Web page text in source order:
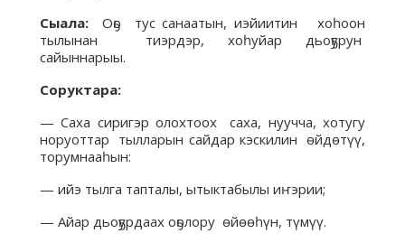
Сыала: Оҕо тус санаатын, иэйиитин хоһоон
тылынан тиэрдэр, хоһуйар дьоҕурун
сайыннарыы.
Соруктара:
— Саха сиригэр олохтоох саха, нуучча, хотугу
норуоттар тылларын сайдар кэскилин өйдөтүү,
торумнааһын:
— ийэ тылга тапталы, ытыктабылы иҥэрии;
— Айар дьоҕурдаах оҕолору өйөөһүн, түмүү.